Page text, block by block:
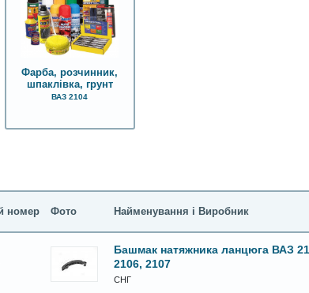
Фарба, розчинник,
шпаклівка, грунт
ВАЗ 2104
номер Фото Найменування і Виробник
Башмак натяжника ланцюга ВАЗ
2106, 2107
СНГ